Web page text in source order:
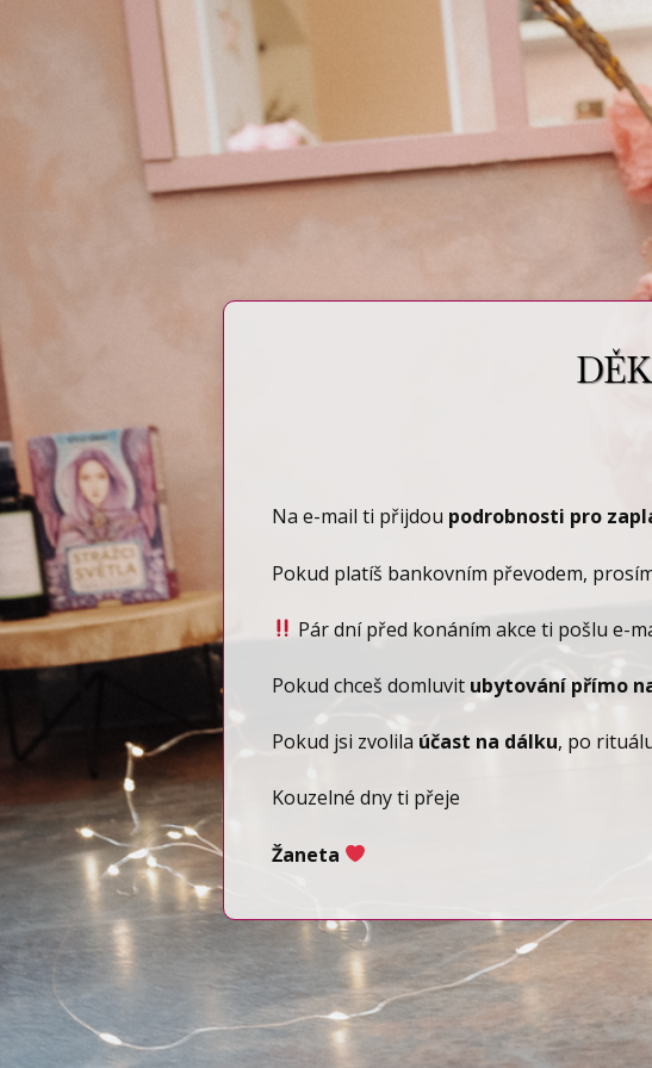
Na e-mail ti přijdou podrobnosti pro
Pokud platíš bankovním převodem,
Pár dní před konáním akce ti pošlu e-
Pokud chceš domluvit ubytování přímo
Pokud jsi zvolila účast na dálku, po
Kouzelné dny ti přeje
Žaneta